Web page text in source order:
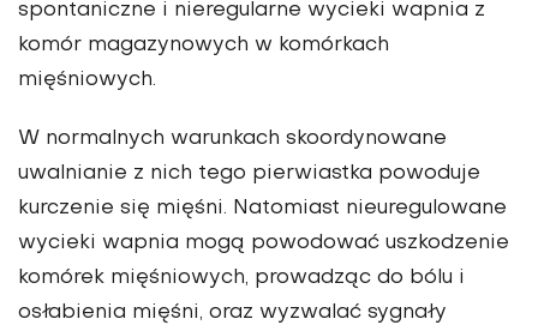
spontaniczne i nieregularne wycieki wapnia z
komór magazynowych w komórkach
mięśniowych.
W normalnych warunkach skoordynowane
uwalnianie z nich tego pierwiastka powoduje
kurczenie się mięśni. Natomiast nieuregulowane
wycieki wapnia mogą powodować uszkodzenie
komórek mięśniowych, prowadząc do bólu i
osłabienia mięśni, oraz wyzwalać sygnały